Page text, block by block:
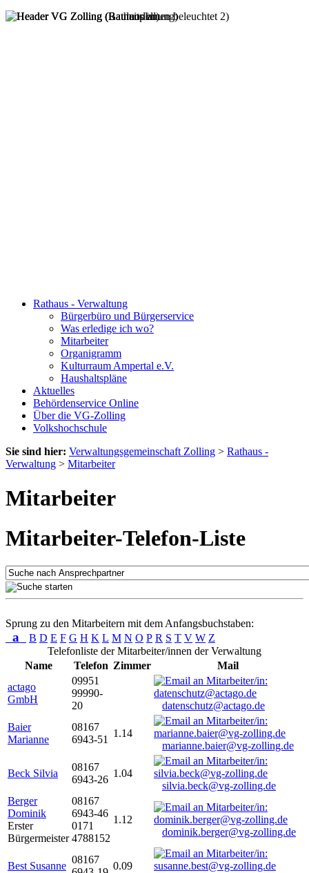
Rathaus - Verwaltung
Bürgerbüro und Bürgerservice
Was erledige ich wo?
Mitarbeiter
Organigramm
Kulturraum Ampertal e.V.
Haushaltspläne
Aktuelles
Behördenservice Online
Über die VG-Zolling
Volkshochschule
Sie sind hier: Verwaltungsgemeinschaft Zolling > Rathaus -
Verwaltung > Mitarbeiter
Mitarbeiter
Mitarbeiter-Telefon-Liste
Sprung zu den Mitarbeitern mit dem Anfangsbuchstaben:
a B D E F G H K L M N O P R S T V W Z
Telefonliste der Mitarbeiter/innen der Verwaltung
Name
Telefon Zimmer
Mail
actago
GmbH
09951
99990-
20
datenschutz@actago.de
Baier
Marianne
08167
6943-51
1.14
marianne.baier@vg-zolling.de
Beck Silvia
08167
6943-26
1.04
silvia.beck@vg-zolling.de
Berger
Dominik
Erster
Bürgermeister
08167
6943-46
0171
4788152
1.12
dominik.berger@vg-zolling.de
Best Susanne
08167
0.09